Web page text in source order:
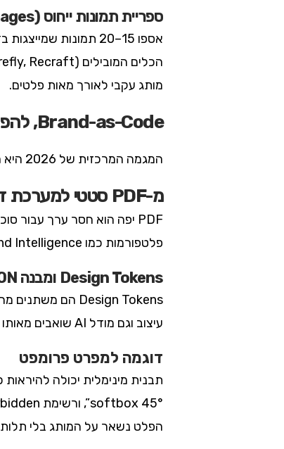
ספריית תמונות ייחוס (Reference Images)
אספו 15–20 תמונות
מותג עקבי לאורך מאות פלטים.
Brand-as-Code, להפוך הנחיות לקריאות-מכונה
המגמה המרכזית של 2026 היא מעבר ממסמכי מותג סטטיים למערכות שכלי AI יכולים לקרוא אוטומטית. זה מה שמכונה “brand-as-code”.
מ-PDF סטטי למערכת דינמית
פלטפורמות כמו Adobe Brand Intelligence כבר עושות זאת: הן בונות “גרף ידע” ו”אונטולוגיית מותג” שסוכני AI ניגשים אליהם ישירות.
Design Tokens ומבנה JSON
עיצוב וגם מודל AI שואבים מאותו מקור אמת אחד, וכך אין סתירות בין הגרסאות.
דוגמה למפרט פרומפט
הפלט נשאר על המותג בלי